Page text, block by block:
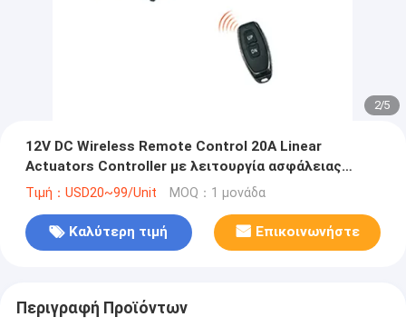
2/5
12V DC Wireless Remote Control 20A Linear
Actuators Controller με λειτουργία ασφάλειας
433.92MHz
Τιμή：USD20~99/Unit MOQ：1 μονάδα
Καλύτερη τιμή Επικοινωνήστε
Περιγραφή Προϊόντων